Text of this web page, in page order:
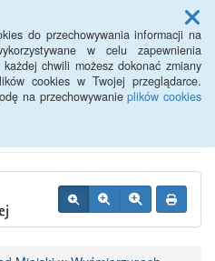
do przechowywania informacji na
w celu zapewnienia
chwili możesz dokonać zmiany
cookies w Twojej przeglądarce.
na przechowywanieplików cookies
Menu